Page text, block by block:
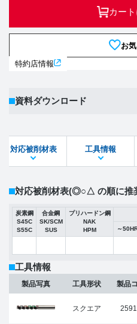
カー
お
特約店情報
資料ダウンロード
STEPファイル
対応被削材表 工具情報
対応被削材表(◎○△ の順に推
炭素鋼
S45C
S55C
合金鋼
SK/SCM
SUS
プリハードン鋼
NAK
HPM
～
工具情報
製品写真 工具形状
スクエア
製品